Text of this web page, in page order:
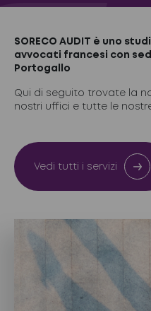
SORECO AUDIT è uno
avvocati francesi con
Portogallo
Qui di seguito trovate la
nostri uffici e tutte le
Vedi tutti i servizi